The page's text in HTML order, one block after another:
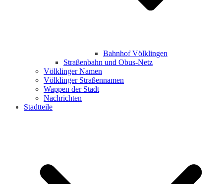
Bahnhof Völklingen
Straßenbahn und Obus-Netz
Völklinger Namen
Völklinger Straßennamen
Wappen der Stadt
Nachrichten
Stadtteile